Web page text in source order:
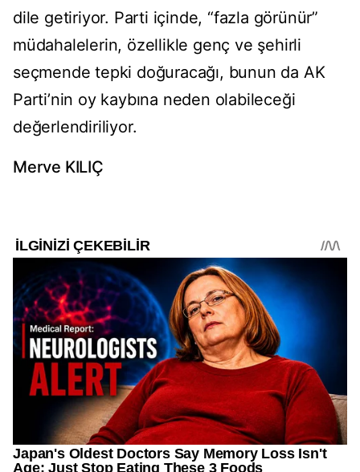
dile getiriyor. Parti içinde, “fazla görünür”
müdahalelerin, özellikle genç ve şehirli
seçmende tepki doğuracağı, bunun da AK
Parti’nin oy kaybına neden olabileceği
değerlendiriliyor.
Merve KILIÇ